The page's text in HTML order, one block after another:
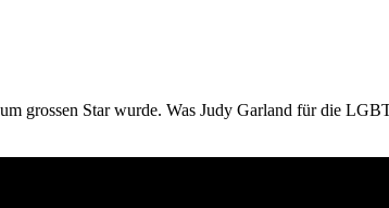
grossen Star wurde. Was Judy Garland für die